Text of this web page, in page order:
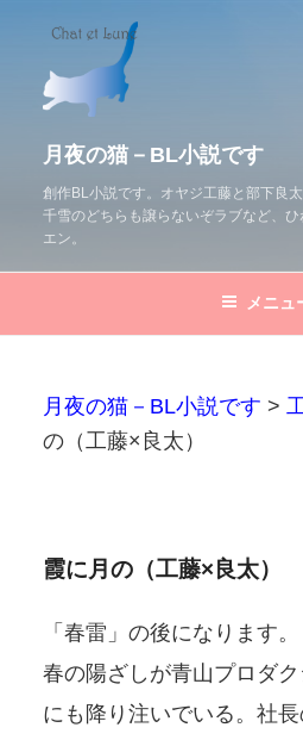
月夜の猫－BL小説です
創作BL小説です。オヤジ工藤と部下良
千雪のどちらも譲らないぞラブなど、
エン。
メニュ
月夜の猫－BL小説です >
の（工藤×良太）
霞に月の（工藤×良太）
「春雷」の後になります。
春の陽ざしが青山プロダ
にも降り注いでいる。社